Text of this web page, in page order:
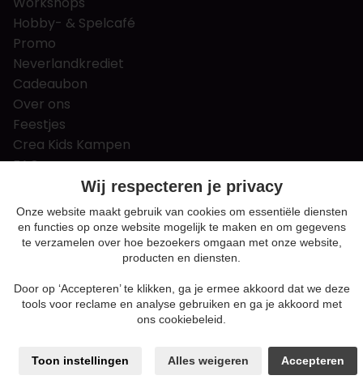
Hobby- & Spelcafé
Promo
Neverlandkrediet
Cadeaubon
Over ons
Feestjes
Crea Kids Kampen
FAQ
Tips & tricks
Contact
Nieuws & Vacatures
Algemene voorwaarden
Privacy en cookie policy
Sitemap
Wij respecteren je privacy
Onze website maakt gebruik van cookies om essentiële diensten
en functies op onze website mogelijk te maken en om gegevens
te verzamelen over hoe bezoekers omgaan met onze website,
producten en diensten.
Door op ‘Accepteren’ te klikken, ga je ermee akkoord dat we deze
tools voor reclame en analyse gebruiken en ga je akkoord met
ons cookiebeleid.
Toon instellingen Alles weigeren Accepteren